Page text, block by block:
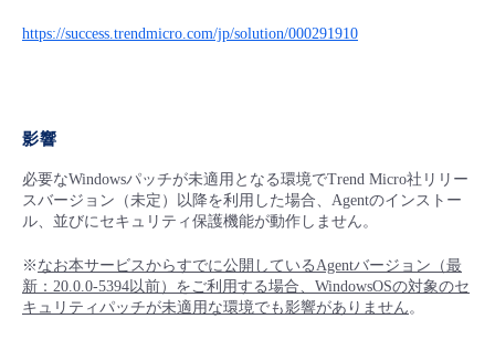
https://success.trendmicro.com/jp/solution/000291910
影響
必要なWindowsパッチが未適用となる環境でTrend Micro社リリー
スバージョン（未定）以降を利用した場合、Agentのインストー
ル、並びにセキュリティ保護機能が動作しません。
※ なお本サービスからすでに公開しているAgentバージョン（最
新：20.0.0-5394以前）をご利用する場合、WindowsOSの対象のセ
キュリティパッチが未適用な環境でも影響がありません。